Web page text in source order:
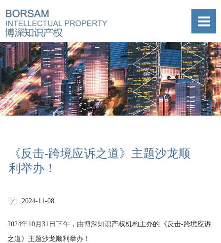
《反击-跨境应诉之道》主题沙龙顺
利举办！
2024-11-08
2024年10月31日下午，由博深知识产权机构主办的《反击-跨境应诉
之道》主题沙龙顺利举办！